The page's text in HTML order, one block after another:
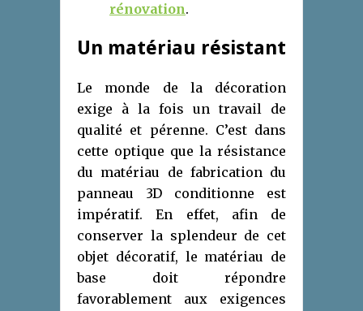
rénovation.
Un matériau résistant
Le monde de la décoration
exige à la fois un travail de
qualité et pérenne. C’est dans
cette optique que la résistance
du matériau de fabrication du
panneau 3D conditionne est
impératif. En effet, afin de
conserver la splendeur de cet
objet décoratif, le matériau de
base doit répondre
favorablement aux exigences